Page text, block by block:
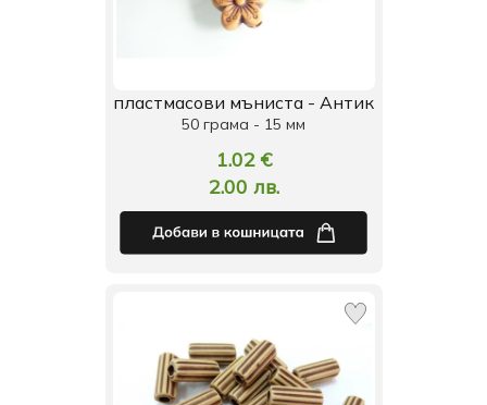
пластмасови мъниста - Антик
50 грама - 15 мм
1.02 €
2.00 лв.